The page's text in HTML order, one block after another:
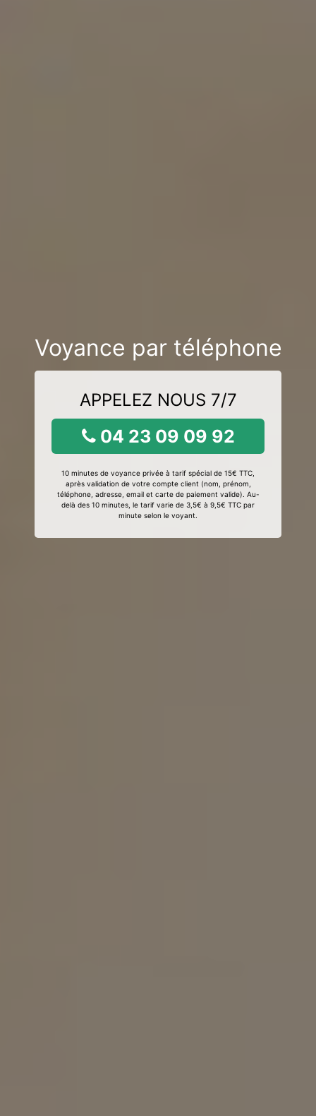
Voyance par téléphone
APPELEZ NOUS 7/7
04 23 09 09 92
10 minutes de voyance privée à tarif spécial de 15€ TTC,
après validation de votre compte client (nom, prénom,
téléphone, adresse, email et carte de paiement valide). Au-
delà des 10 minutes, le tarif varie de 3,5€ à 9,5€ TTC par
minute selon le voyant.